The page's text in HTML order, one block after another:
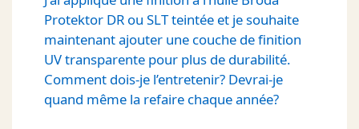
Protektor DR ou SLT teintée et je souhaite
maintenant ajouter une couche de finition
UV transparente pour plus de durabilité.
Comment dois-je l’entretenir? Devrai-je
quand même la refaire chaque année?